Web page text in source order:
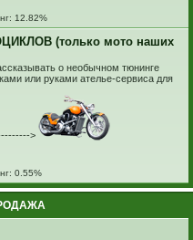
12.82%
(только мото наших
о необычном тюнинге
или руками ателье-сервиса для
>
0.55%